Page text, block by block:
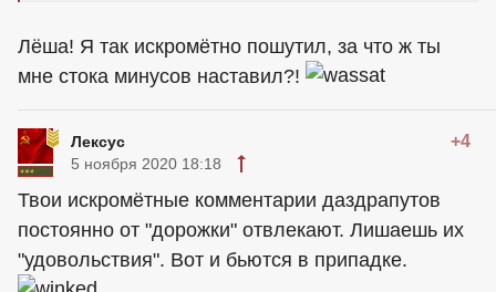
Лёша! Я так искромётно пошутил, за что ж ты
мне стока минусов наставил?!
Лексус +4
5 ноября 2020 18:18
Твои искромётные комментарии даздрапутов
постоянно от "дорожки" отвлекают. Лишаешь их
"удовольствия". Вот и бьются в припадке.